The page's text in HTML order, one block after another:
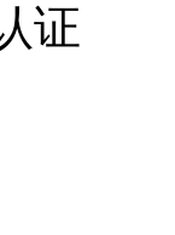
证